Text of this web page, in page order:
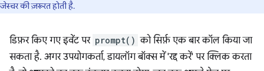
जेस्चर की ज़रूरत होती है.
डिफ़र किए गए इवेंट पर prompt() को सिर्फ़ एक बार कॉल किया जा
सकता है. अगर उपयोगकर्ता, डायलॉग बॉक्स में 'रद्द करें' पर क्लिक करता